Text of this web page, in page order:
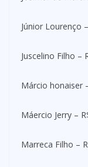
Júnior Lourenço
Juscelino Filho –
Márcio honaiser
Máercio Jerry –
Marreca Filho –